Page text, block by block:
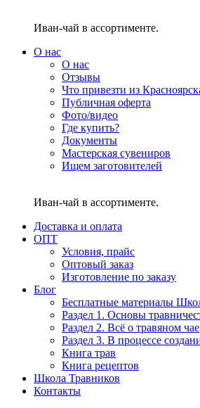
Иван-чай в ассортименте.
О нас
О нас
Отзывы
Что привезти из
Публичная оферта
Фото/видео
Где купить?
Документы
Мастерская сувениров
Ищем заготовителей
Иван-чай в ассортименте.
Доставка и оплата
ОПТ
Условия, прайс
Оптовый заказ
Изготовление по заказу
Блог
Бесплатные материалы
Раздел 1. Основы
Раздел 2. Всё о травяном чае
Раздел 3. В процессе
Книга трав
Книга рецептов
Школа Травников
Контакты